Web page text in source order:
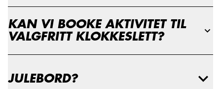
KAN VI BOOKE AKTIVITET TIL
VALGFRITT KLOKKESLETT?
JULEBORD?